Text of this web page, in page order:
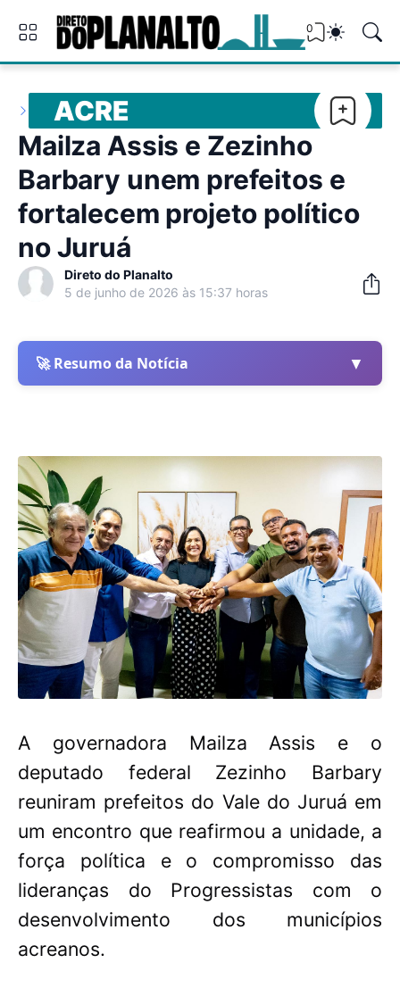
0
ACRE
Mailza Assis e Zezinho
Barbary unem prefeitos e
fortalecem projeto político
no Juruá
Direto do Planalto
5 de junho de 2026 às 15:37 horas
🚀 Resumo da Notícia ▼
A governadora Mailza Assis e o
deputado federal Zezinho Barbary
reuniram prefeitos do Vale do Juruá em
um encontro que reafirmou a unidade, a
força política e o compromisso das
lideranças do Progressistas com o
desenvolvimento dos municípios
acreanos.